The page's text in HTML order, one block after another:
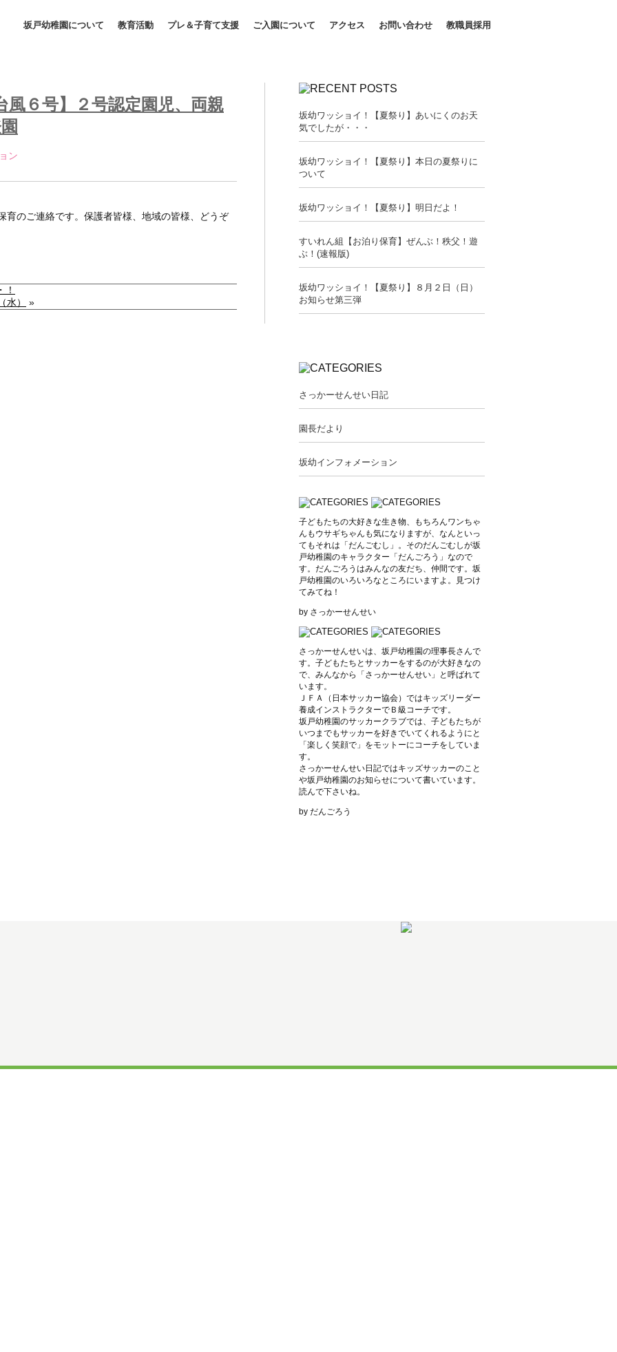
坂戸幼稚園について 教育活動 プレ＆子育て支援 ご入園について アクセス お問い合わせ 教職員採用
風６号】２号認定園児、両親
ン
育のご連絡です。保護者皆様、地域の皆様、どうぞ
）
»
坂幼ワッショイ！【夏祭り】あいにくのお天
気でしたが・・・
坂幼ワッショイ！【夏祭り】本日の夏祭りに
ついて
坂幼ワッショイ！【夏祭り】明日だよ！
すいれん組【お泊り保育】ぜんぶ！秩父！遊
ぶ！(速報版)
坂幼ワッショイ！【夏祭り】８月２日（日）
お知らせ第三弾
さっかーせんせい日記
園長だより
坂幼インフォメーション
子どもたちの大好きな生き物、もちろんワンちゃ
んもウサギちゃんも気になりますが、なんといっ
てもそれは「だんごむし」。そのだんごむしが坂
戸幼稚園のキャラクター「だんごろう」なので
す。だんごろうはみんなの友だち、仲間です。坂
戸幼稚園のいろいろなところにいますよ。見つけ
てみてね！
by さっかーせんせい
さっかーせんせいは、坂戸幼稚園の理事長さんで
す。子どもたちとサッカーをするのが大好きなの
で、みんなから「さっかーせんせい」と呼ばれて
います。
ＪＦＡ（日本サッカー協会）ではキッズリーダー
養成インストラクターでＢ級コーチです。
坂戸幼稚園のサッカークラブでは、子どもたちが
いつまでもサッカーを好きでいてくれるようにと
「楽しく笑顔で」をモットーにコーチをしていま
す。
さっかーせんせい日記ではキッズサッカーのこと
や坂戸幼稚園のお知らせについて書いています。
読んで下さいね。
by だんごろう